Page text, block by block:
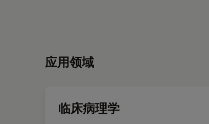
应用领域
临床病理学